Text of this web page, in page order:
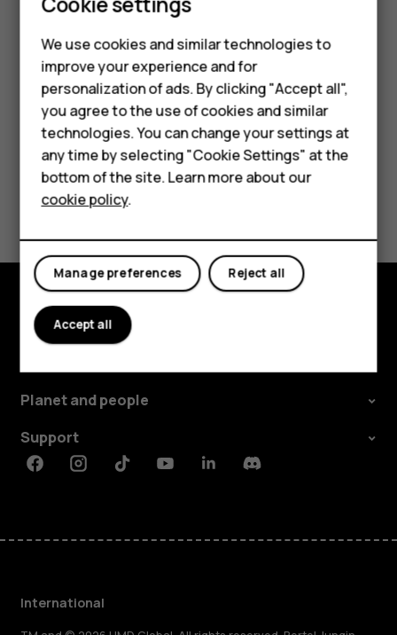
Feature phones
Phones for kids
Accessories
HMD Terra M
For business
Tablets
о программе возврата HMD и ее доступности в вашей
стране по адресу
www.hmd.com/phones/support/topics/recycle
Did you find this helpful?
Yes No
Explore
Planet and people
Support
FacebookInstagramTiktokYoutubeLinkedinDiscord
International
We use cookies and similar technologies to
improve your experience and for
personalization of ads. By clicking "Accept all",
you agree to the use of cookies and similar
technologies. You can change your settings at
any time by selecting "Cookie Settings" at the
bottom of the site. Learn more about our
cookie policy.
Reject all
Manage preferences
Accept all